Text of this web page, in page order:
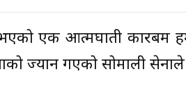
एक आत्मघाती कारबम
ज्यान गएको सोमाली